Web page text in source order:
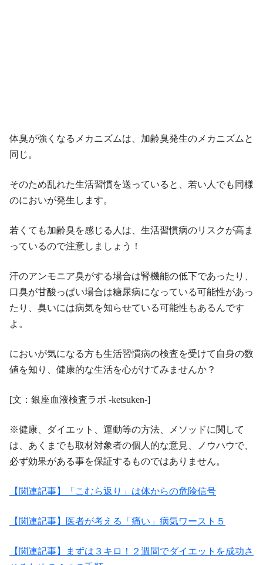
体臭が強くなるメカニズムは、加齢臭発生のメカニズムと
同じ。
そのため乱れた生活習慣を送っていると、若い人でも同様
のにおいが発生します。
若くても加齢臭を感じる人は、生活習慣病のリスクが高ま
っているので注意しましょう！
汗のアンモニア臭がする場合は腎機能の低下であったり、
口臭が甘酸っぱい場合は糖尿病になっている可能性があっ
たり、臭いには病気を知らせている可能性もあるんです
よ。
においが気になる方も生活習慣病の検査を受けて自身の数
値を知り、健康的な生活を心がけてみませんか？
[文：銀座血液検査ラボ -ketsuken-]
※健康、ダイエット、運動等の方法、メソッドに関して
は、あくまでも取材対象者の個人的な意見、ノウハウで、
必ず効果がある事を保証するものではありません。
【関連記事】「こむら返り」は体からの危険信号
【関連記事】医者が考える「痛い」病気ワースト５
【関連記事】まずは３キロ！２週間でダイエットを成功さ